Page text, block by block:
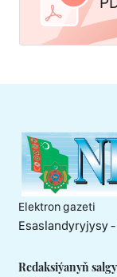
Elektron gazeti
Esaslandyryjysy
Redaksiýanyň